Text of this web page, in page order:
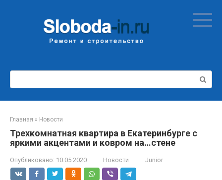
Поиск:
Главная » Новости
Трехкомнатная квартира в Екатеринбурге с
яркими акцентами и ковром на…стене
Опубликовано: 10.05.2020 Новости Junior